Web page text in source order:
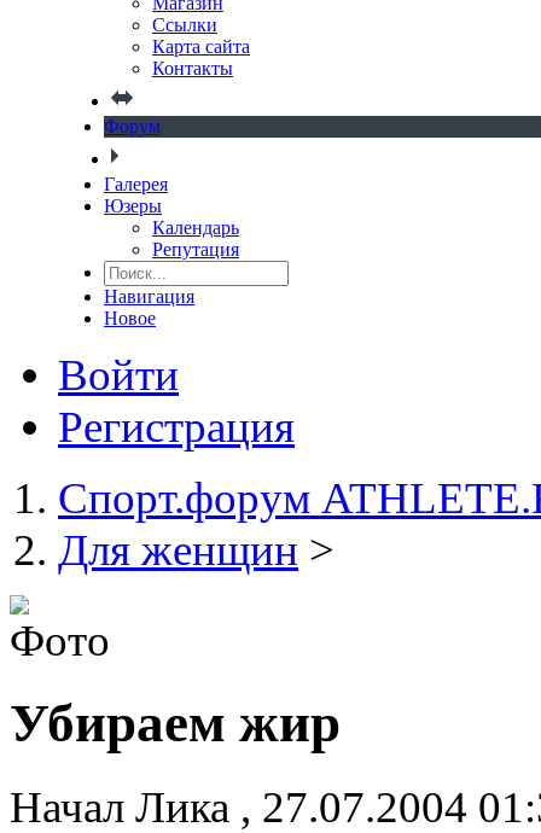
Ссылки
Карта сайта
Контакты
Форум
Галерея
Юзеры
Календарь
Репутация
Навигация
Новое
Войти
Регистрация
Спорт.форум
Для женщин >
Убираем жир
Начал Лика , 27.07.2004